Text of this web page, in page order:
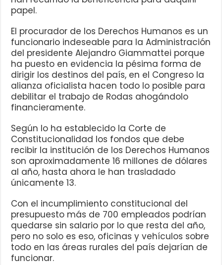
papel.
El procurador de los Derechos Humanos es un
funcionario indeseable para la Administración
del presidente Alejandro Giammattei porque
ha puesto en evidencia la pésima forma de
dirigir los destinos del país, en el Congreso la
alianza oficialista hacen todo lo posible para
debilitar el trabajo de Rodas ahogándolo
financieramente.
Según lo ha establecido la Corte de
Constitucionalidad los fondos que debe
recibir la institución de los Derechos Humanos
son aproximadamente 16 millones de dólares
al año, hasta ahora le han trasladado
únicamente 13.
Con el incumplimiento constitucional del
presupuesto más de 700 empleados podrían
quedarse sin salario por lo que resta del año,
pero no solo es eso, oficinas y vehículos sobre
todo en las áreas rurales del país dejarían de
funcionar.